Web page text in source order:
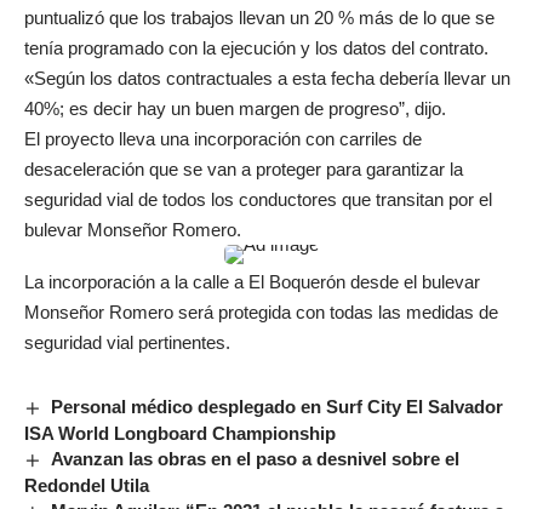
puntualizó que los trabajos llevan un 20 % más de lo que se
tenía programado con la ejecución y los datos del contrato.
«Según los datos contractuales a esta fecha debería llevar un
40%; es decir hay un buen margen de progreso”, dijo.
El proyecto lleva una incorporación con carriles de
desaceleración que se van a proteger para garantizar la
seguridad vial de todos los conductores que transitan por el
bulevar Monseñor Romero.
La incorporación a la calle a El Boquerón desde el bulevar
Monseñor Romero será protegida con todas las medidas de
seguridad vial pertinentes.
Personal médico desplegado en Surf City El Salvador
ISA World Longboard Championship
Avanzan las obras en el paso a desnivel sobre el
Redondel Utila